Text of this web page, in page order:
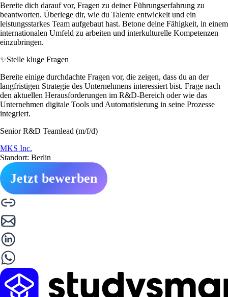
Bereite dich darauf vor, Fragen zu deiner Führungserfahrung zu
beantworten. Überlege dir, wie du Talente entwickelt und ein
leistungsstarkes Team aufgebaut hast. Betone deine Fähigkeit, in einem
internationalen Umfeld zu arbeiten und interkulturelle Kompetenzen
einzubringen.
✨Stelle kluge Fragen
Bereite einige durchdachte Fragen vor, die zeigen, dass du an der
langfristigen Strategie des Unternehmens interessiert bist. Frage nach
den aktuellen Herausforderungen im R&D-Bereich oder wie das
Unternehmen digitale Tools und Automatisierung in seine Prozesse
integriert.
Senior R&D Teamlead (m/f/d)
MKS Inc.
Standort: Berlin
Jetzt bewerben